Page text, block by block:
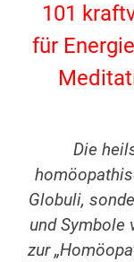
101
für
Die
Globuli,
und Symbole
zur